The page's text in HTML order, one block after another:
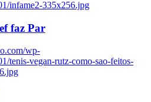
infame2-335x256.jpg
faz Par
wp-
tenis-vegan-rutz-como-sao-feitos-